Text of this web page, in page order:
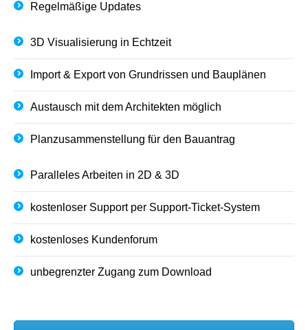
Regelmäßige Updates
3D Visualisierung in Echtzeit
Import & Export von Grundrissen und Bauplänen
Austausch mit dem Architekten möglich
Planzusammenstellung für den Bauantrag
Paralleles Arbeiten in 2D & 3D
kostenloser Support per Support-Ticket-System
kostenloses Kundenforum
unbegrenzter Zugang zum Download